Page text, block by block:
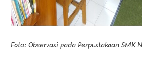
Foto: Observasi pada Perpustakaan SMK